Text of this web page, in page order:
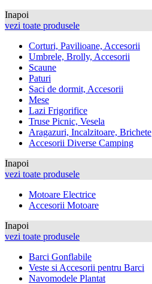
Inapoi
vezi toate produsele
Corturi, Pavilioane, Accesorii
Umbrele, Brolly, Accesorii
Scaune
Paturi
Saci de dormit, Accesorii
Mese
Lazi Frigorifice
Truse Picnic, Vesela
Aragazuri, Incalzitoare, Brichete
Accesorii Diverse Camping
Inapoi
vezi toate produsele
Motoare Electrice
Accesorii Motoare
Inapoi
vezi toate produsele
Barci Gonflabile
Veste si Accesorii pentru Barci
Navomodele Plantat